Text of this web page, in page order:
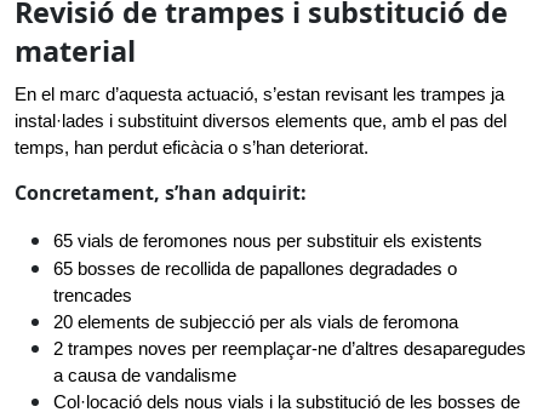
Revisió de trampes i substitució de
material
En el marc d’aquesta actuació, s’estan revisant les trampes ja
instal·lades i substituint diversos elements que, amb el pas del
temps, han perdut eficàcia o s’han deteriorat.
Concretament, s’han adquirit:
65 vials de feromones nous per substituir els existents
65 bosses de recollida de papallones degradades o
trencades
20 elements de subjecció per als vials de feromona
2 trampes noves per reemplaçar-ne d’altres desaparegudes
a causa de vandalisme
Col·locació dels nous vials i la substitució de les bosses de